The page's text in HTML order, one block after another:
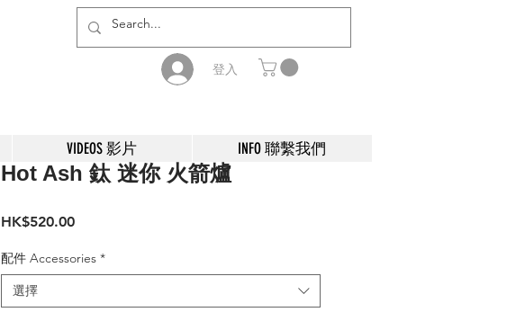
登入
VIDEOS 影片 INFO 聯繫我們
Hot Ash 鈦 迷你 火箭爐
HK$520.00價
配件 Accessories *
選擇